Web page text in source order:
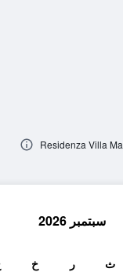
سبتمبر 2026
ث ر خ